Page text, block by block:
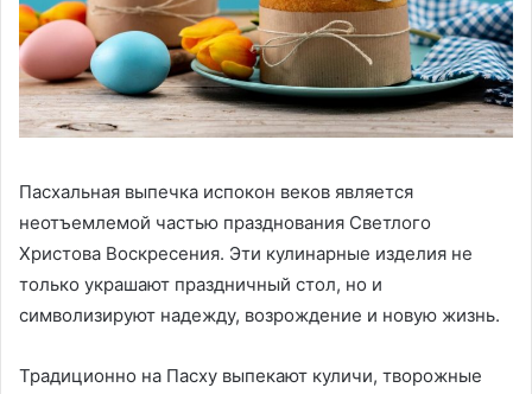
Пасхальная выпечка испокон веков является
неотъемлемой частью празднования Светлого
Христова Воскресения. Эти кулинарные изделия не
только украшают праздничный стол, но и
символизируют надежду, возрождение и новую жизнь.
Традиционно на Пасху выпекают куличи, творожные